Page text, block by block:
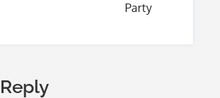
Party